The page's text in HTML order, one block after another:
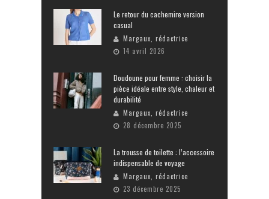
Le retour du cachemire version
casual
Margaux, rédactrice
14 avril 2026
Doudoune pour femme : choisir la
pièce idéale entre style, chaleur et
durabilité
Margaux, rédactrice
28 décembre 2025
La trousse de toilette : l’accessoire
indispensable de voyage
Margaux, rédactrice
23 décembre 2025